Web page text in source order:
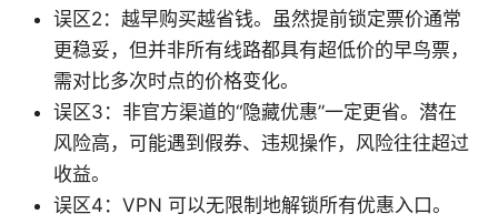
误区2：越早购买越省钱。虽然提前锁定票价通常
更稳妥，但并非所有线路都具有超低价的早鸟票，
需对比多次时点的价格变化。
误区3：非官方渠道的“隐藏优惠”一定更省。潜在
风险高，可能遇到假券、违规操作，风险往往超过
收益。
误区4：VPN 可以无限制地解锁所有优惠入口。